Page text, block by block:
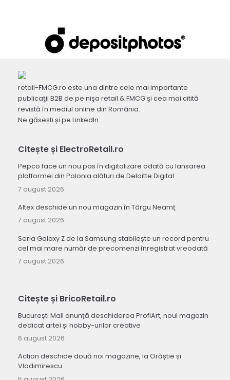
retail-FMCG.ro este una dintre cele mai importante
publicaţii B2B de pe nişa retail & FMCG şi cea mai citită
revistă în mediul online din România.
Ne găsești și pe LinkedIn:
Citește și ElectroRetail.ro
Pepco face un nou pas în digitalizare odată cu lansarea
platformei din Polonia alături de Deloitte Digital
7 august 2026
Altex deschide un nou magazin în Târgu Neamț
7 august 2026
Seria Galaxy Z de la Samsung stabilește un record pentru
cel mai mare număr de precomenzi înregistrat vreodată
7 august 2026
Citește și BricoRetail.ro
București Mall anunță deschiderea ProfiArt, noul magazin
dedicat artei și hobby-urilor creative
6 august 2026
Action deschide două noi magazine, la Orăștie și
Vladimirescu